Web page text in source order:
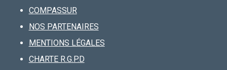
COMPASSUR
NOS PARTENAIRES
MENTIONS LÉGALES
CHARTE R.G.P.D